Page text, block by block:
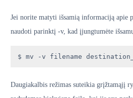
Jei norite matyti išsamią informaciją apie
naudoti parinktį -v, kad įjungtumėte
$ mv -v filename
Daugiakalbis režimas suteikia grįžtamąjį